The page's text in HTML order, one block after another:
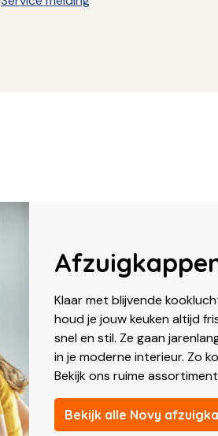
Klaar met blijvende
houd je jouw keuken altijd
snel en stil. Ze gaan
in je moderne interieur. Zo
Bekijk ons ruime
Bekijk alle Novy